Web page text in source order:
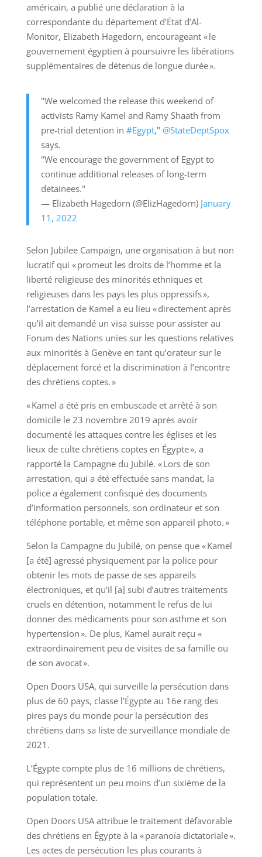
américain, a publié une déclaration à la
correspondante du département d’État d’Al-
Monitor, Elizabeth Hagedorn, encourageant « le
gouvernement égyptien à poursuivre les libérations
supplémentaires de détenus de longue durée ».
"We welcomed the release this weekend of
activists Ramy Kamel and Ramy Shaath from
pre-trial detention in #Egypt," @StateDeptSpox
says.
"We encourage the government of Egypt to
continue additional releases of long-term
detainees."
— Elizabeth Hagedorn (@ElizHagedorn) January
11, 2022
Selon Jubilee Campaign, une organisation à but non
lucratif qui « promeut les droits de l’homme et la
liberté religieuse des minorités ethniques et
religieuses dans les pays les plus oppressifs »,
l’arrestation de Kamel a eu lieu « directement après
qu’il ait demandé un visa suisse pour assister au
Forum des Nations unies sur les questions relatives
aux minorités à Genève en tant qu’orateur sur le
déplacement forcé et la discrimination à l’encontre
des chrétiens coptes. »
« Kamel a été pris en embuscade et arrêté à son
domicile le 23 novembre 2019 après avoir
documenté les attaques contre les églises et les
lieux de culte chrétiens coptes en Égypte », a
rapporté la Campagne du Jubilé. « Lors de son
arrestation, qui a été effectuée sans mandat, la
police a également confisqué des documents
d’information personnels, son ordinateur et son
téléphone portable, et même son appareil photo. »
Selon la Campagne du Jubilé, on pense que « Kamel
[a été] agressé physiquement par la police pour
obtenir les mots de passe de ses appareils
électroniques, et qu’il [a] subi d’autres traitements
cruels en détention, notamment le refus de lui
donner des médicaments pour son asthme et son
hypertension ». De plus, Kamel aurait reçu «
extraordinairement peu de visites de sa famille ou
de son avocat ».
Open Doors USA, qui surveille la persécution dans
plus de 60 pays, classe l’Égypte au 16e rang des
pires pays du monde pour la persécution des
chrétiens dans sa liste de surveillance mondiale de
2021.
L’Égypte compte plus de 16 millions de chrétiens,
qui représentent un peu moins d’un sixième de la
population totale.
Open Doors USA attribue le traitement défavorable
des chrétiens en Égypte à la « paranoïa dictatoriale ».
Les actes de persécution les plus courants à